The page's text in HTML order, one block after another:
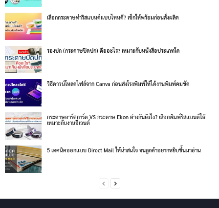
เลือกกระดาษทำริสแบนด์แบบไหนดี? เช็กให้พร้อมก่อนสั่งผลิต
รองปก (กระดาษปิดปก) คืออะไร? เหมาะกับหนังสือประเภทใด
วิธีดาวน์โหลดไฟล์จาก Canva ก่อนส่งโรงพิมพ์ให้ได้งานพิมพ์คมชัด
กระดาษอาร์ตการ์ด VS กระดาษ Ekon ต่างกันยังไง? เลือกพิมพ์ริสแบนด์ให้
เหมาะกับงานอีเวนต์
5 เทคนิคออกแบบ Direct Mail ให้น่าสนใจ จนลูกค้าอยากหยิบขึ้นมาอ่าน